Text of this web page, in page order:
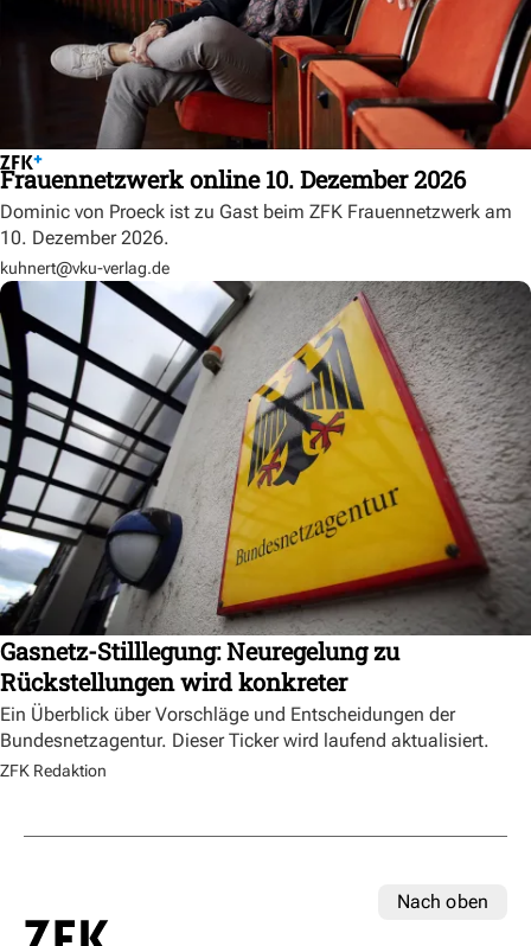
Frauennetzwerk online 10. Dezember 2026
Dominic von Proeck ist zu Gast beim ZFK Frauennetzwerk am
10. Dezember 2026.
kuhnert@vku-verlag.de
Gasnetz-Stilllegung: Neuregelung zu
Rückstellungen wird konkreter
Ein Überblick über Vorschläge und Entscheidungen der
Bundesnetzagentur. Dieser Ticker wird laufend aktualisiert.
ZFK Redaktion
Nach oben